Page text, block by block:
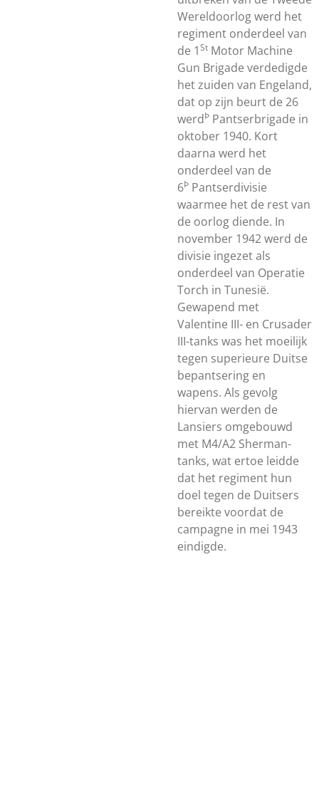
Wereldoorlog werd het
regiment onderdeel van
de 1St Motor Machine
Gun Brigade verdedigde
het zuiden van Engeland,
dat op zijn beurt de 26
werdÞ Pantserbrigade in
oktober 1940. Kort
daarna werd het
onderdeel van de
6Þ Pantserdivisie
waarmee het de rest van
de oorlog diende. In
november 1942 werd de
divisie ingezet als
onderdeel van Operatie
Torch in Tunesië.
Gewapend met
Valentine III- en Crusader
III-tanks was het moeilijk
tegen superieure Duitse
bepantsering en
wapens. Als gevolg
hiervan werden de
Lansiers omgebouwd
met M4/A2 Sherman-
tanks, wat ertoe leidde
dat het regiment hun
doel tegen de Duitsers
bereikte voordat de
campagne in mei 1943
eindigde.